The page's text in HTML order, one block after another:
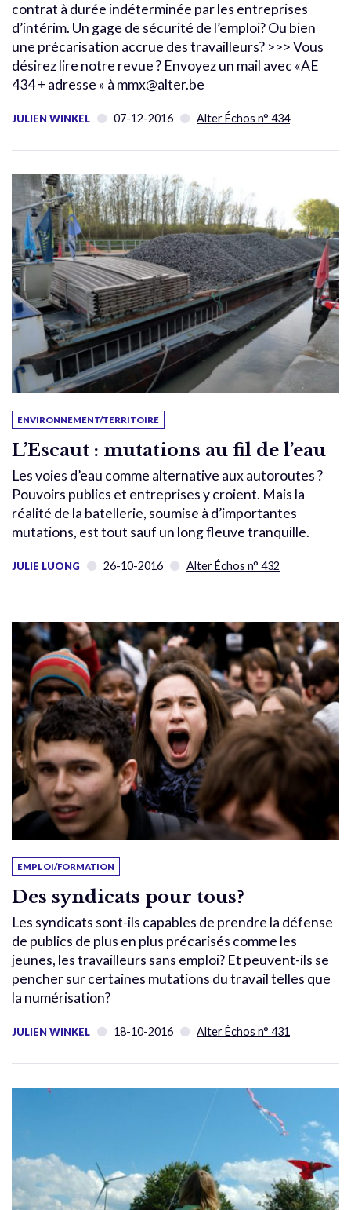
contrat à durée indéterminée par les entreprises
d’intérim. Un gage de sécurité de l’emploi? Ou bien
une précarisation accrue des travailleurs? >>> Vous
désirez lire notre revue ? Envoyez un mail avec «AE
434 + adresse » à mmx@alter.be
JULIEN WINKEL 07-12-2016 Alter Échos n° 434
ENVIRONNEMENT/TERRITOIRE
L’Escaut : mutations au fil de l’eau
Les voies d’eau comme alternative aux autoroutes ?
Pouvoirs publics et entreprises y croient. Mais la
réalité de la batellerie, soumise à d’importantes
mutations, est tout sauf un long fleuve tranquille.
JULIE LUONG 26-10-2016 Alter Échos n° 432
EMPLOI/FORMATION
Des syndicats pour tous?
Les syndicats sont-ils capables de prendre la défense
de publics de plus en plus précarisés comme les
jeunes, les travailleurs sans emploi? Et peuvent-ils se
pencher sur certaines mutations du travail telles que
la numérisation?
JULIEN WINKEL 18-10-2016 Alter Échos n° 431